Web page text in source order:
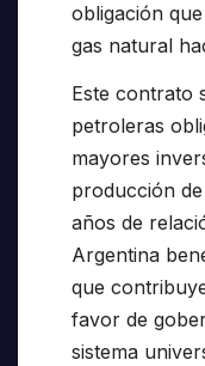
obligación
gas natural
Este contrato
petroleras
mayores
producción
años de
Argentina
que
favor de
sistema